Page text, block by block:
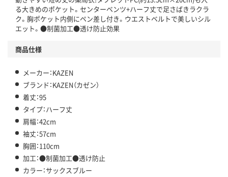
る大きめのポケット。センターベンツ+ハーフ丈で足さばきラクラ
ク。胸ポケット内側にペン差し付き。ウエストベルトで美しいシル
エット。●制菌加工●透け防止効果
商品仕様
メーカー：KAZEN
ブランド：KAZEN（カゼン）
着丈：95
タイプ：ハーフ丈
肩幅：42cm
袖丈：57cm
胸囲：110cm
加工：●制菌加工●透け防止
カラー：サックスブルー